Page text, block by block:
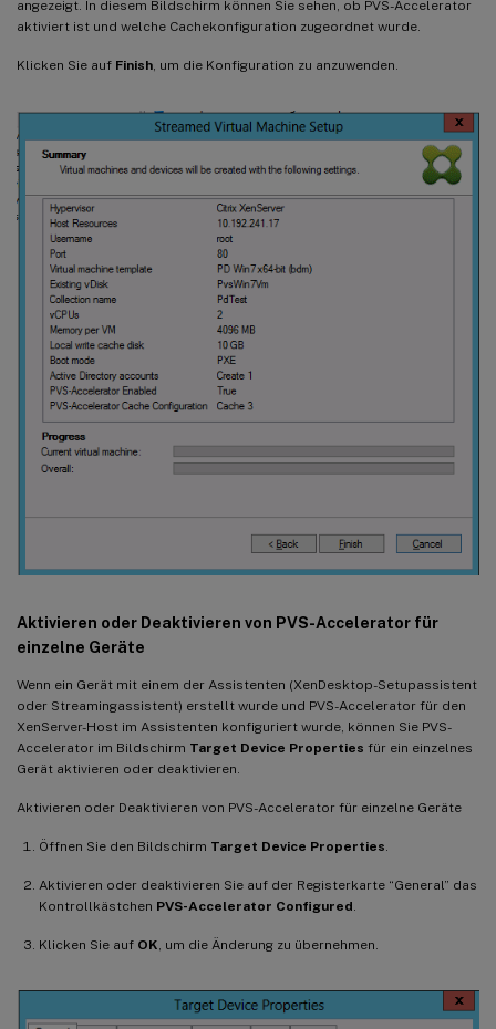
angezeigt. In diesem Bildschirm können Sie sehen, ob PVS-Accelerator
aktiviert ist und welche Cachekonfiguration zugeordnet wurde.
Klicken Sie auf Finish, um die Konfiguration zu anzuwenden.
Aktivieren oder Deaktivieren von PVS-Accelerator für
einzelne Geräte
Wenn ein Gerät mit einem der Assistenten (XenDesktop-Setupassistent
oder Streamingassistent) erstellt wurde und PVS-Accelerator für den
XenServer-Host im Assistenten konfiguriert wurde, können Sie PVS-
Accelerator im Bildschirm Target Device Properties für ein einzelnes
Gerät aktivieren oder deaktivieren.
Aktivieren oder Deaktivieren von PVS-Accelerator für einzelne Geräte
Öffnen Sie den Bildschirm Target Device Properties
Aktivieren oder deaktivieren Sie auf der Registerkarte “General” das
Kontrollkästchen PVS-Accelerator Configured
Klicken Sie auf OK , um die Änderung zu übernehmen.